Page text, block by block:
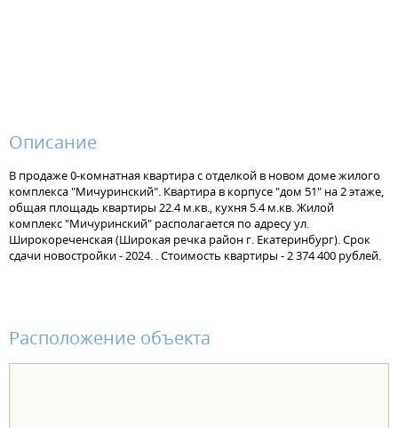
Описание
В продаже 0-комнатная квартира с отделкой в новом доме жилого
комплекса "Мичуринский". Квартира в корпусе "дом 51" на 2 этаже,
общая площадь квартиры 22.4 м.кв., кухня 5.4 м.кв. Жилой
комплекс "Мичуринский" располагается по адресу ул.
Широкореченская (Широкая речка район г. Екатеринбург). Срок
сдачи новостройки - 2024. . Стоимость квартиры - 2 374 400 рублей.
Расположение объекта